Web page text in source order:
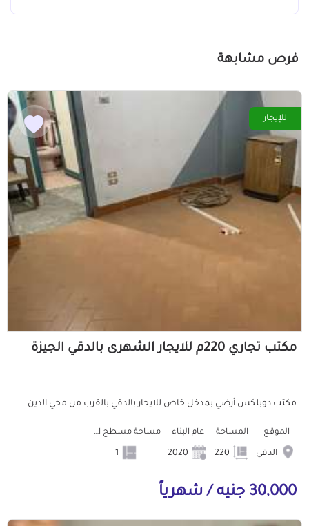
فرص مشابهة
للإيجار
مكتب تجاري 220م للايجار الشهرى بالدقي الجيزة
مكتب دوبلكس أرضي بمدخل خاص للايجار بالدقي بالقرب من محي الدين
الموقع
الدقي
المساحة عام البناء مساحة مسطح البناء
30,000 جنيه / شهرياً